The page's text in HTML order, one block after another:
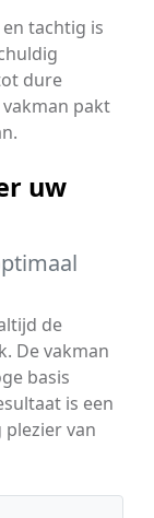
tachtig is
dure
pakt
uw
de
De vakman
basis
is een
van